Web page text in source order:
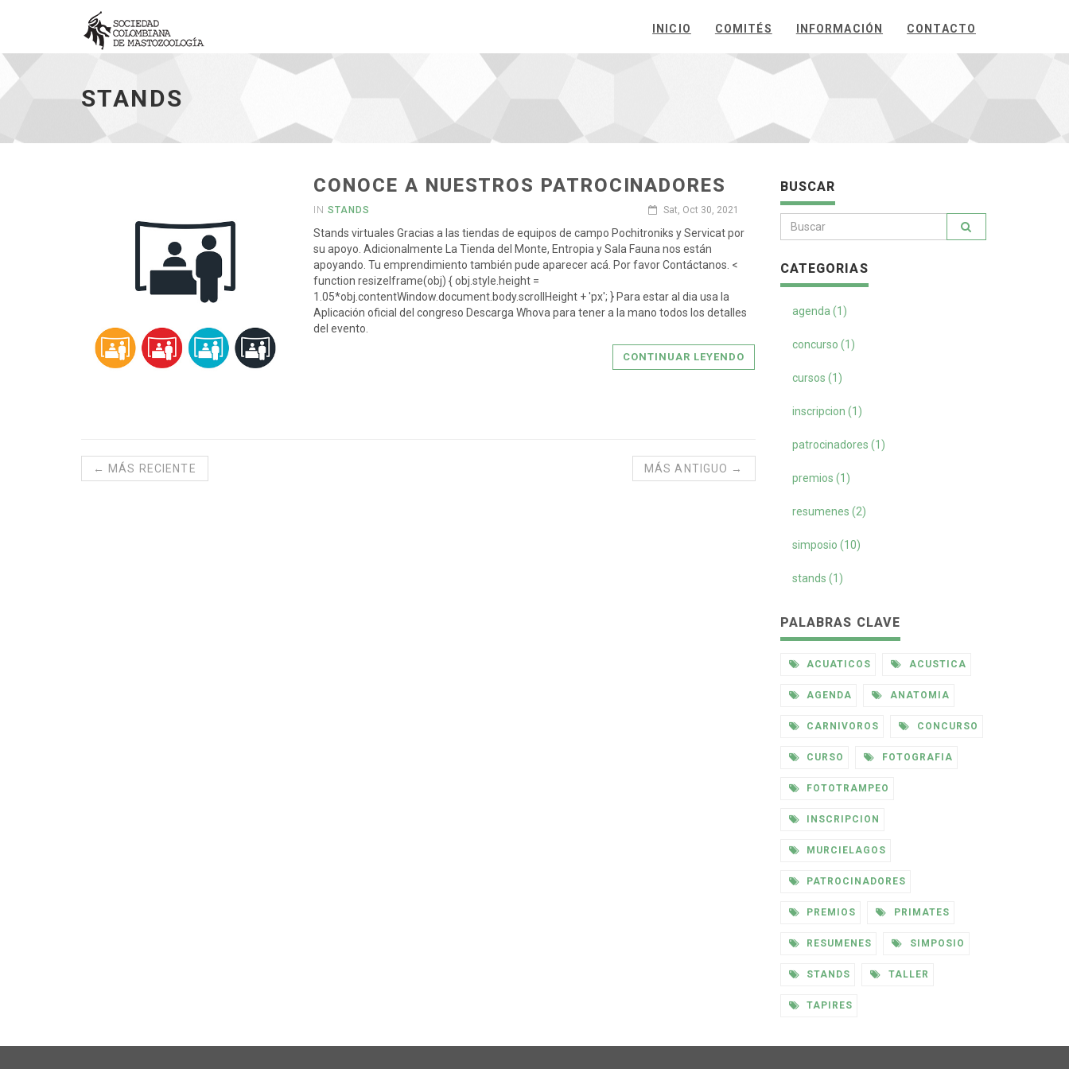
ir
a
inicio
INICIO COMITÉS INFORMACIÓN CONTACTO
STANDS
CONOCE A NUESTROS PATROCINADORES
INSTANDS Sat, Oct 30, 2021
Stands virtuales Gracias a las tiendas de equipos de campo Pochitroniks y Servicat por
su apoyo. Adicionalmente La Tienda del Monte, Entropia y Sala Fauna nos están
apoyando. Tu emprendimiento también pude aparecer acá. Por favor Contáctanos. <
function resizeIframe(obj) { obj.style.height =
1.05*obj.contentWindow.document.body.scrollHeight + 'px'; } Para estar al dia usa la
Aplicación oficial del congreso Descarga Whova para tener a la mano todos los detalles
del evento.
CONTINUAR LEYENDO
← MÁS RECIENTE MÁS ANTIGUO →
BUSCAR
CATEGORIAS
agenda (1)
concurso (1)
cursos (1)
inscripcion (1)
patrocinadores (1)
premios (1)
resumenes (2)
simposio (10)
stands (1)
PALABRAS CLAVE
ACUATICOS ACUSTICA
AGENDA ANATOMIA
CARNIVOROS CONCURSO
CURSO FOTOGRAFIA
FOTOTRAMPEO
INSCRIPCION
MURCIELAGOS
PATROCINADORES
PREMIOS PRIMATES
RESUMENES SIMPOSIO
STANDS TALLER
TAPIRES